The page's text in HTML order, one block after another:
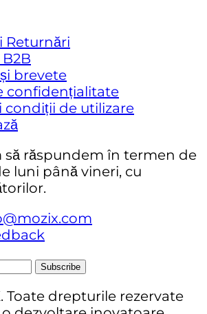
Returnări
brevete
confidențialitate
condiții de utilizare
să răspundem în termen de
luni până vineri, cu
Subscribe
Toate drepturile rezervate